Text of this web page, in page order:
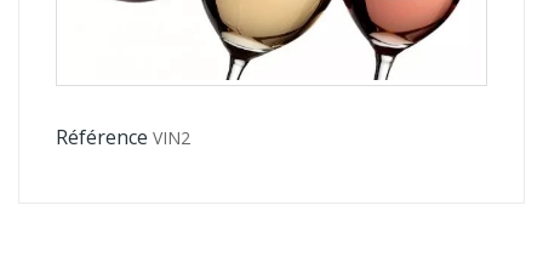
Référence VIN2